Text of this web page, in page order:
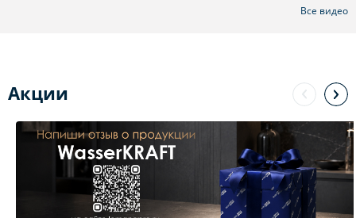
Все видео
Акции